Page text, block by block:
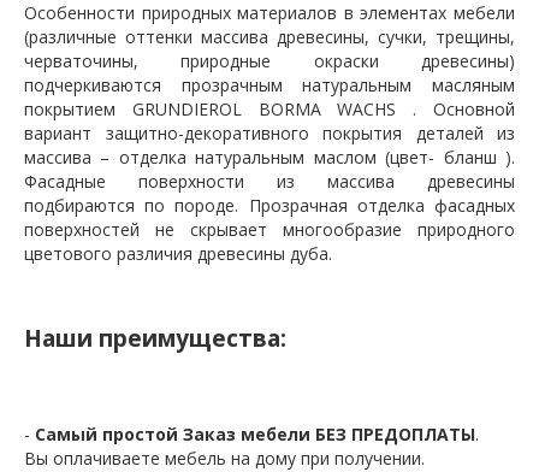
Особенности природных материалов в элементах мебели
(различные оттенки массива древесины, сучки, трещины,
черваточины, природные окраски древесины)
подчеркиваются прозрачным натуральным масляным
покрытием GRUNDIEROL BORMA WACHS . Основной
вариант защитно-декоративного покрытия деталей из
массива – отделка натуральным маслом (цвет- бланш ).
Фасадные поверхности из массива древесины
подбираются по породе. Прозрачная отделка фасадных
поверхностей не скрывает многообразие природного
цветового различия древесины дуба.
Наши преимущества:
- Самый простой Заказ мебели БЕЗ ПРЕДОПЛАТЫ.
Вы оплачиваете мебель на дому при получении.